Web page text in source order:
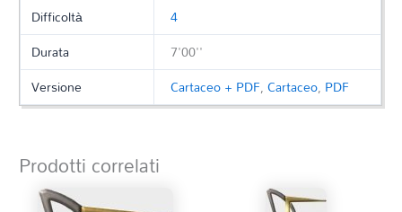
Difficoltà
4
Durata
7'00''
Versione
Cartaceo + PDF,Cartaceo, PDF
Prodotti correlati